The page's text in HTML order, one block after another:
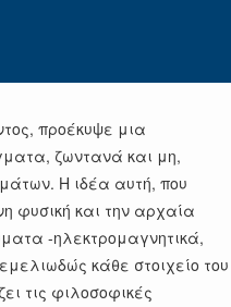
προέκυψε μια
ζωντανά και μη,
Η ιδέα αυτή, που
φυσική και την αρχαία
-ηλεκτρομαγνητικά,
κάθε στοιχείο του
τις φιλοσοφικές